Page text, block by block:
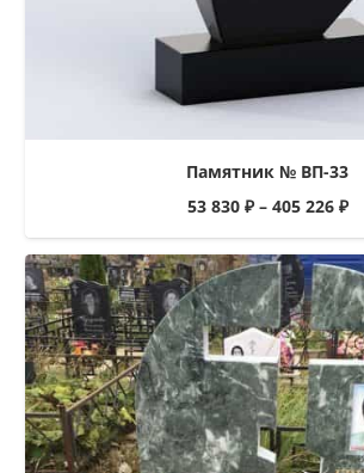
Памятник № ВП-33
53 830 ₽– 405 226 ₽